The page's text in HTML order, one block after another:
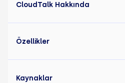
CloudTalk Hakkında
Özellikler
Kaynaklar